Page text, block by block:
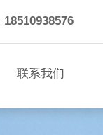
18510938576
联系我们